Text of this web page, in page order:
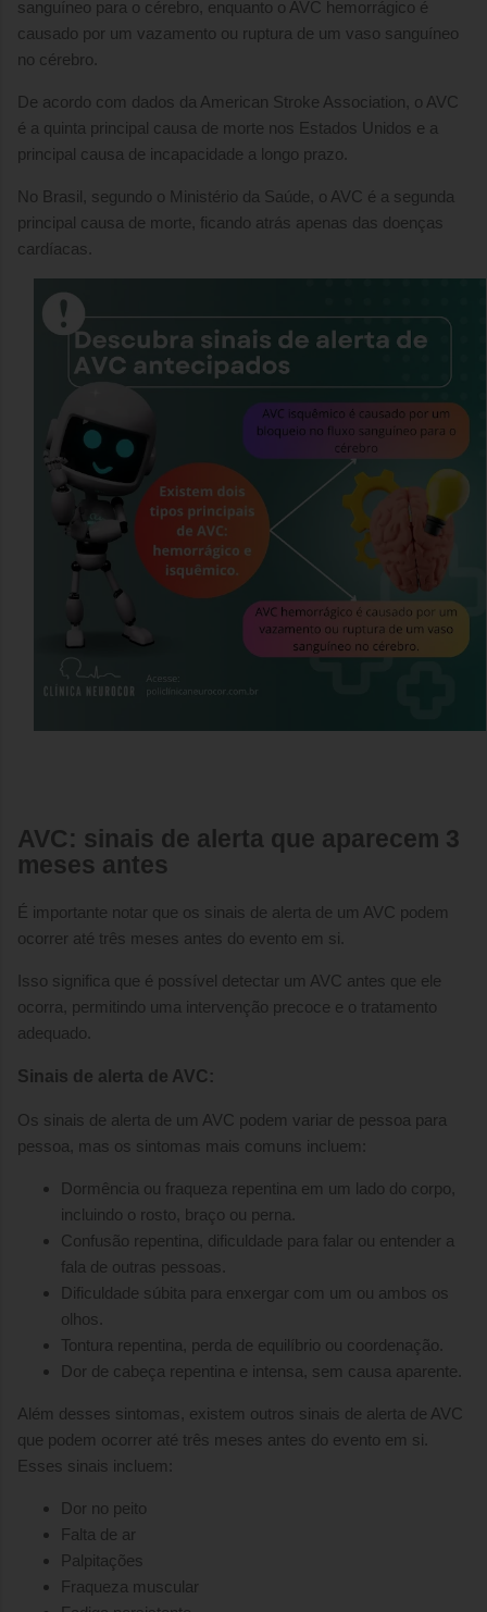
sanguíneo para o cérebro, enquanto o AVC hemorrágico é
causado por um vazamento ou ruptura de um vaso sanguíneo
no cérebro.
De acordo com dados da American Stroke Association, o AVC
é a quinta principal causa de morte nos Estados Unidos e a
principal causa de incapacidade a longo prazo.
No Brasil, segundo o Ministério da Saúde, o AVC é a segunda
principal causa de morte, ficando atrás apenas das doenças
cardíacas.
AVC: sinais de alerta que aparecem 3
meses antes
É importante notar que os sinais de alerta de um AVC podem
ocorrer até três meses antes do evento em si.
Isso significa que é possível detectar um AVC antes que ele
ocorra, permitindo uma intervenção precoce e o tratamento
adequado.
Sinais de alerta de AVC:
Os sinais de alerta de um AVC podem variar de pessoa para
pessoa, mas os sintomas mais comuns incluem:
Dormência ou fraqueza repentina em um lado do corpo,
incluindo o rosto, braço ou perna.
Confusão repentina, dificuldade para falar ou entender a
fala de outras pessoas.
Dificuldade súbita para enxergar com um ou ambos os
olhos.
Tontura repentina, perda de equilíbrio ou coordenação.
Dor de cabeça repentina e intensa, sem causa aparente.
Além desses sintomas, existem outros sinais de alerta de AVC
que podem ocorrer até três meses antes do evento em si.
Esses sinais incluem:
Dor no peito
Falta de ar
Palpitações
Fraqueza muscular